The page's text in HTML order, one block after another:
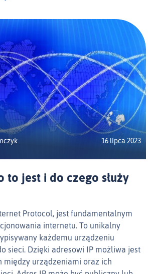
16 lipca 2023
to jest i do czego służy
Protocol, jest fundamentalnym
internetu. To unikalny
każdemu urządzeniu
sieci. Dzięki adresowi IP możliwa jest
między urządzeniami oraz ich